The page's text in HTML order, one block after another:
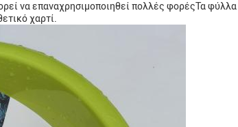
να επαναχρησιμοποιηθεί πολλές φορέςΤα φύλλα
χαρτί.